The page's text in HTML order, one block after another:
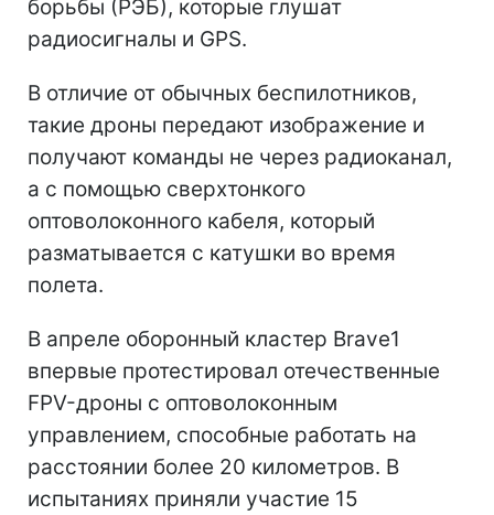
борьбы (РЭБ), которые глушат
радиосигналы и GPS.
В отличие от обычных беспилотников,
такие дроны передают изображение и
получают команды не через радиоканал,
а с помощью сверхтонкого
оптоволоконного кабеля, который
разматывается с катушки во время
полета.
В апреле оборонный кластер Brave1
впервые протестировал отечественные
FPV-дроны с оптоволоконным
управлением, способные работать на
расстоянии более 20 километров. В
испытаниях приняли участие 15